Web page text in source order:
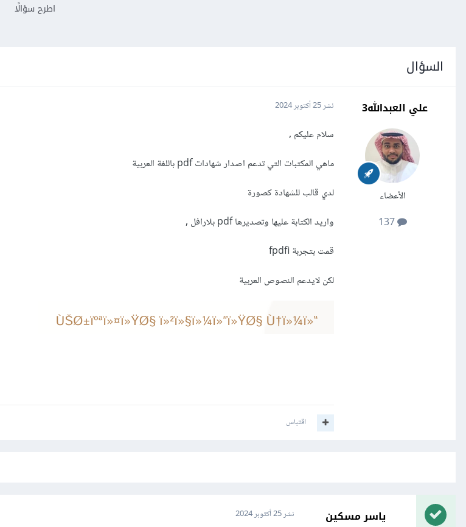
اطرح سؤالًا
السؤال
علي العبدالله3
الأعضاء
137
نشر25 أكتوبر 2024
سلام عليكم ,
ماهي المكتبات التي تدعم اصدار شهادات pdf باللغة العربية
لدي قالب للشهادة كصورة
واريد الكتابة عليها وتصديرها pdf بلارافل ,
قمت بتجربة fpdfi
لكن لايدعم النصوص العربية
اقتباس
ياسر مسكين نشر25 أكتوبر 2024